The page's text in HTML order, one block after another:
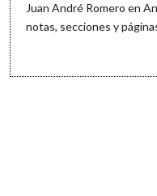
Juan André Romero en
notas, secciones y